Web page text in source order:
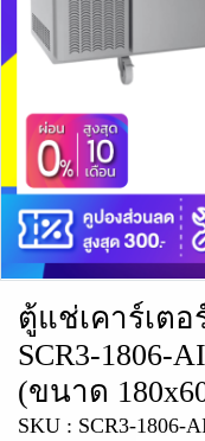
ตู้แช่เคาร์เตอ
SCR3-1806-
(ขนาด
SKU : SCR3-1806-